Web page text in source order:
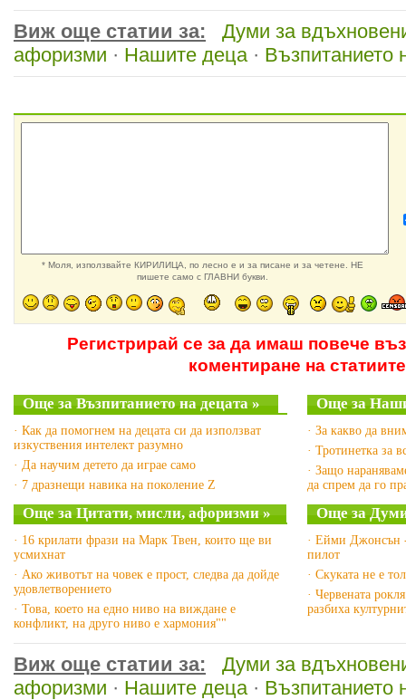
Виж още статии за:
Думи за
афоризми · Нашите деца· Възпитанието
* Моля, използвайте КИРИЛИЦА, по лесно е и за писане и за четене. НЕ
пишете само с ГЛАВНИ букви.
Регистрирай се за да имаш повече
коментиране на статиите
Още за Възпитанието на децата »
· Как да помогнем на децата си да използват
изкуствения интелект разумно
· Да научим детето да играе само
· 7 дразнещи навика на поколение Z
Още за
· За какво да
· Тротинетка за
· Защо
да спрем да го
Още за Цитати, мисли, афоризми »
· 16 крилати фрази на Марк Твен, които ще ви
усмихнат
· Ако животът на човек е прост, следва да дойде
удовлетворението
· Това, което на едно ниво на виждане е
конфликт, на друго ниво е хармония""
Още за
· Ейми Джонсън -
пилот
· Скуката не е
· Червената
разбиха
Виж още статии за:
Думи за
афоризми · Нашите деца· Възпитанието